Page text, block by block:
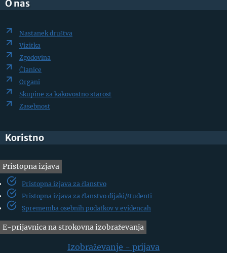
O nas
Nastanek društva
Vizitka
Zgodovina
Članice
Organi
Skupine za kakovostno starost
Zasebnost
Koristno
Pristopna izjava
Pristopna izjava za članstvo
Pristopna izjava za članstvo dijaki/študenti
Sprememba osebnih podatkov v evidencah
E-prijavnica na strokovna izobraževanja
Izobraževanje - prijava